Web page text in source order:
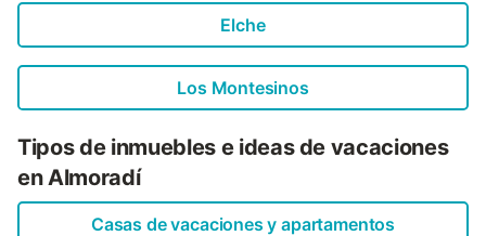
Elche
Los Montesinos
Tipos de inmuebles e ideas de vacaciones
en Almoradí
Casas de vacaciones y apartamentos